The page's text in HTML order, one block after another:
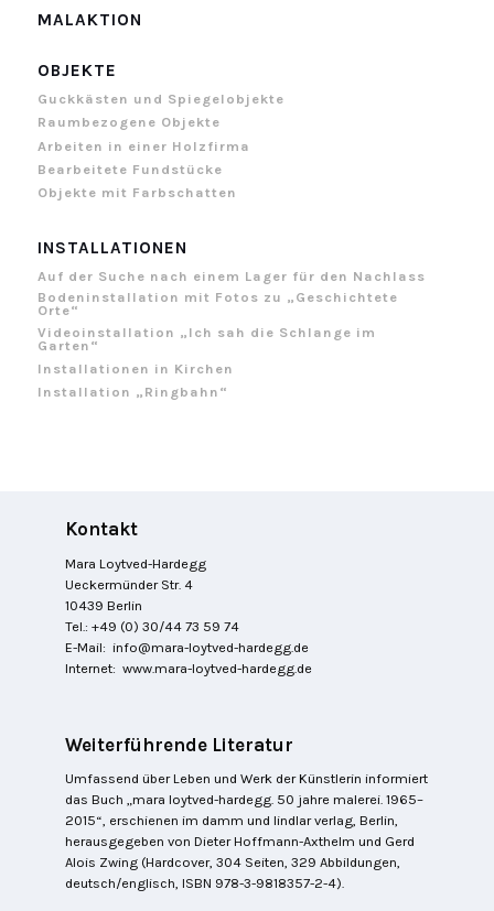
MALAKTION
OBJEKTE
Guckkästen und Spiegelobjekte
Raumbezogene Objekte
Arbeiten in einer Holzfirma
Bearbeitete Fundstücke
Objekte mit Farbschatten
INSTALLATIONEN
Auf der Suche nach einem Lager für den Nachlass
Bodeninstallation mit Fotos zu „Geschichtete
Orte“
Videoinstallation „Ich sah die Schlange im
Garten“
Installationen in Kirchen
Installation „Ringbahn“
Kontakt
Mara Loytved-Hardegg
Ueckermünder Str. 4
10439 Berlin
Tel.: +49 (0) 30/44 73 59 74
E-Mail: info@mara-loytved-hardegg.de
Internet:www.mara-loytved-hardegg.de
Weiterführende Literatur
Umfassend über Leben und Werk der Künstlerin informiert
das Buch „mara loytved-hardegg. 50 jahre malerei. 1965–
2015“, erschienen im damm und lindlar verlag, Berlin,
herausgegeben von Dieter Hoffmann-Axthelm und Gerd
Alois Zwing (Hardcover, 304 Seiten, 329 Abbildungen,
deutsch/englisch, ISBN 978-3-9818357-2-4).